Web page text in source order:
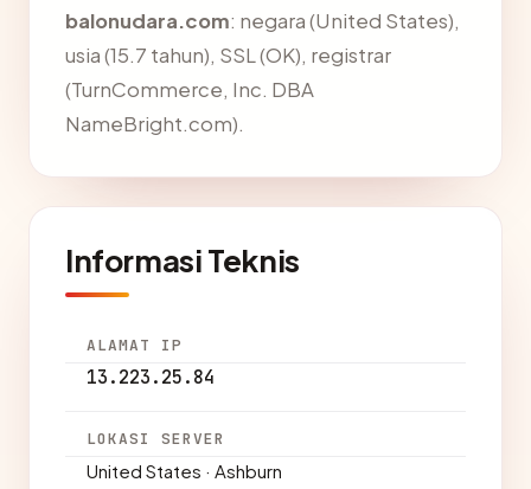
balonudara.com: negara (United States),
usia (15.7 tahun), SSL (OK), registrar
(TurnCommerce, Inc. DBA
NameBright.com).
Informasi Teknis
ALAMAT IP
13.223.25.84
LOKASI SERVER
United States · Ashburn